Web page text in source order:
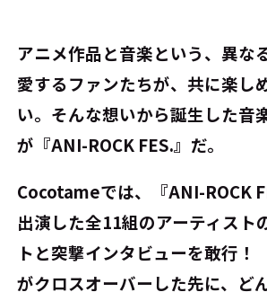
アニメ作品と音楽という、異な
愛するファンたちが、共に楽し
い。そんな想いから誕生した音
が『ANI-ROCK FES.』だ。
Cocotameでは、『ANI-ROCK
出演した全11組のアーティスト
トと突撃インタビューを敢行
がクロスオーバーした先に、ど